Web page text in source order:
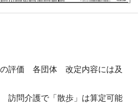
の評価 各団体 改定内容には及
訪問介護で「散歩」は算定可能